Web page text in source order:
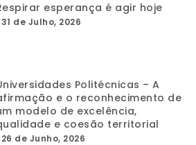
esperança é agir hoje
31 de Julho, 2026
Politécnicas – A
e o reconhecimento de
modelo de excelência,
e coesão territorial
26 de Junho, 2026